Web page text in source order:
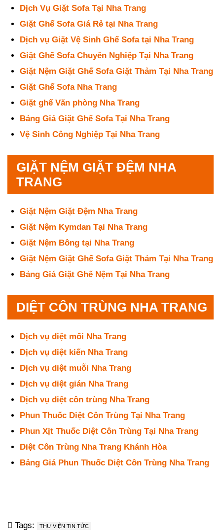
Dịch Vụ Giặt Sofa Tại Nha Trang
Giặt Ghế Sofa Giá Rẻ tại Nha Trang
Dịch vụ Giặt Vệ Sinh Ghế Sofa tại Nha Trang
Giặt Ghế Sofa Chuyên Nghiệp Tại Nha Trang
Giặt Nệm Giặt Ghế Sofa Giặt Thảm Tại Nha Trang
Giặt Ghế Sofa Nha Trang
Giặt ghế Văn phòng Nha Trang
Bảng Giá Giặt Ghế Sofa Tại Nha Trang
Vệ Sinh Công Nghiệp Tại Nha Trang
GIẶT NỆM GIẶT ĐỆM NHA
TRANG
Giặt Nệm Giặt Đệm Nha Trang
Giặt Nệm Kymdan Tại Nha Trang
Giặt Nệm Bông tại Nha Trang
Giặt Nệm Giặt Ghế Sofa Giặt Thảm Tại Nha Trang
Bảng Giá Giặt Ghế Nệm Tại Nha Trang
DIỆT CÔN TRÙNG NHA TRANG
Dịch vụ diệt mối Nha Trang
Dịch vụ diệt kiến Nha Trang
Dịch vụ diệt muỗi Nha Trang
Dịch vụ diệt gián Nha Trang
Dịch vụ diệt côn trùng Nha Trang
Phun Thuốc Diệt Côn Trùng Tại Nha Trang
Phun Xịt Thuốc Diệt Côn Trùng Tại Nha Trang
Diệt Côn Trùng Nha Trang Khánh Hòa
Bảng Giá Phun Thuốc Diệt Côn Trùng Nha Trang
Tags: THƯ VIỆN TIN TỨC